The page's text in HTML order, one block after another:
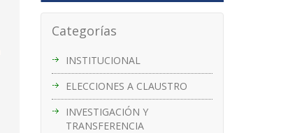
Categorías
INSTITUCIONAL
ELECCIONES A CLAUSTRO
INVESTIGACIÓN Y
TRANSFERENCIA